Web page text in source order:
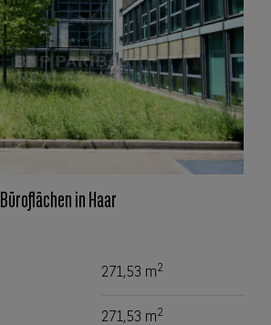
in Haar
271,53 m2
271,53 m2